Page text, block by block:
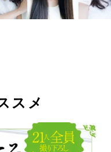
スメ